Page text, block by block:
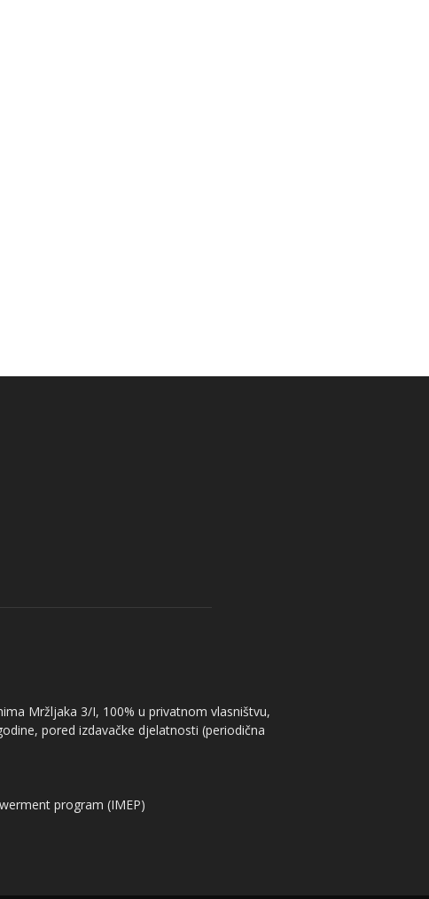
Mržljaka 3/I, 100% u privatnom vlasništvu,
pored izdavačke djelatnosti (periodična
program (IMEP)